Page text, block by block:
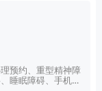
预约、重型精神障
睡眠障碍、手机网